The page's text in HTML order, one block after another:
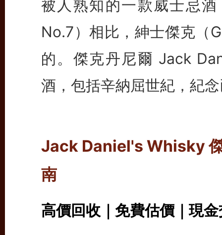
被人熟知的一款威士忌
No.7）相比，紳士傑克（
的。傑克丹尼爾 Jack
酒，包括辛納屈世紀，紀
Jack Daniel's Whisky
南
高價回收｜免費估價｜現